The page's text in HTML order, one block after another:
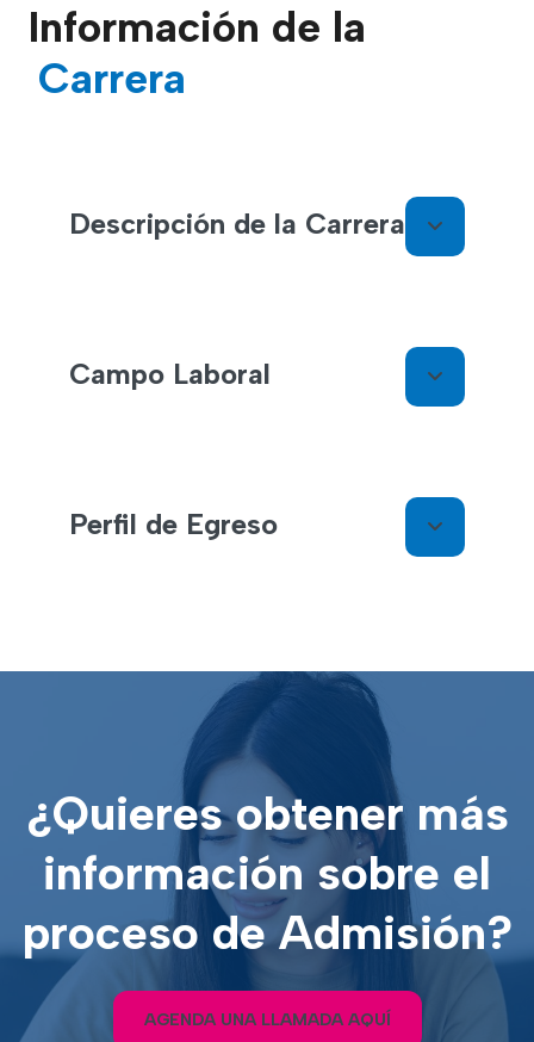
Información de la
Carrera
Descripción de la Carrera
Campo Laboral
Perfil de Egreso
¿Quieres obtener más
información sobre el
proceso de Admisión?
AGENDA UNA LLAMADA AQUÍ